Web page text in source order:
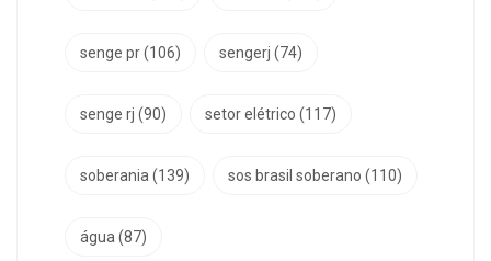
senge pr(106) sengerj (74)
senge rj (90) setor elétrico (117)
soberania(139) sos brasil soberano (110)
água(87)